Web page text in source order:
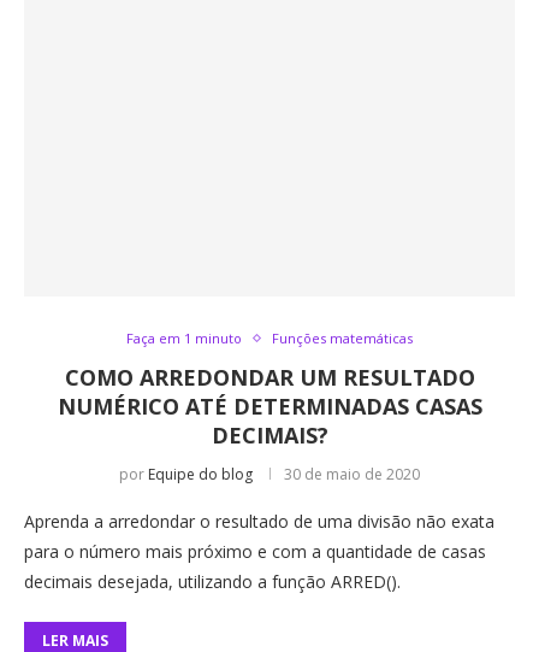
Faça em 1 minuto Funções matemáticas
COMO ARREDONDAR UM RESULTADO
NUMÉRICO ATÉ DETERMINADAS CASAS
DECIMAIS?
por Equipe do blog 30 de maio de 2020
Aprenda a arredondar o resultado de uma divisão não exata
para o número mais próximo e com a quantidade de casas
decimais desejada, utilizando a função ARRED().
LER MAIS